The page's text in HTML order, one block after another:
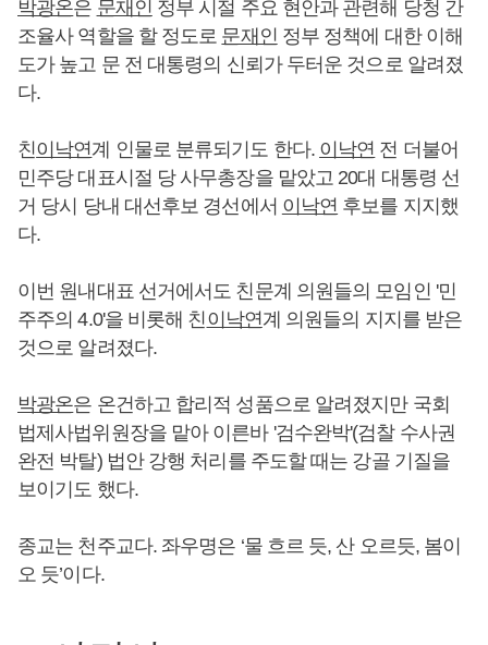
박광온은 문재인 정부 시절 주요 현안과 관련해 당청 간
조율사 역할을 할 정도로 문재인 정부 정책에 대한 이해
도가 높고 문 전 대통령의 신뢰가 두터운 것으로 알려졌
다.
친이낙연계 인물로 분류되기도 한다. 이낙연 전 더불어
민주당 대표시절 당 사무총장을 맡았고 20대 대통령 선
거 당시 당내 대선후보 경선에서 이낙연 후보를 지지했
다.
이번 원내대표 선거에서도 친문계 의원들의 모임인 '민
주주의 4.0'을 비롯해 친이낙연계 의원들의 지지를 받은
것으로 알려졌다.
박광온은 온건하고 합리적 성품으로 알려졌지만 국회
법제사법위원장을 맡아 이른바 '검수완박'(검찰 수사권
완전 박탈) 법안 강행 처리를 주도할 때는 강골 기질을
보이기도 했다.
종교는 천주교다. 좌우명은 ‘물 흐르 듯, 산 오르듯, 봄이
오 듯’이다.